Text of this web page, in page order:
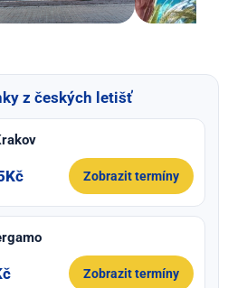
z českých letišť
Zobrazit termíny
Zobrazit termíny